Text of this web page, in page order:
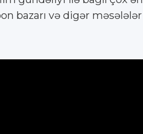
bazarı və digər